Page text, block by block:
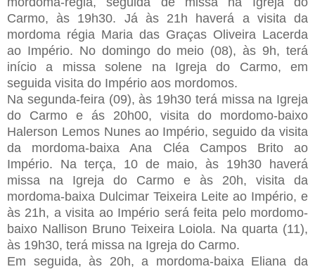
Carmo, às 19h30. Já às 21h haverá a visita da
mordoma régia Maria das Graças Oliveira Lacerda
ao Império. No domingo do meio (08), às 9h, terá
início a missa solene na Igreja do Carmo, em
seguida visita do Império aos mordomos.
Na segunda-feira (09), às 19h30 terá missa na Igreja
do Carmo e ás 20h00, visita do mordomo-baixo
Halerson Lemos Nunes ao Império, seguido da visita
da mordoma-baixa Ana Cléa Campos Brito ao
Império. Na terça, 10 de maio, às 19h30 haverá
missa na Igreja do Carmo e às 20h, visita da
mordoma-baixa Dulcimar Teixeira Leite ao Império, e
às 21h, a visita ao Império será feita pelo mordomo-
baixo Nallison Bruno Teixeira Loiola. Na quarta (11),
às 19h30, terá missa na Igreja do Carmo.
Em seguida, às 20h, a mordoma-baixa Eliana da